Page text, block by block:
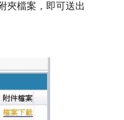
夾檔案，即可送出